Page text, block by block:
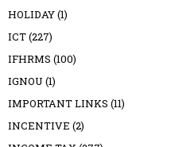
HOLIDAY(1)
ICT(227)
IFHRMS (100)
IGNOU (1)
IMPORTANT LINKS (11)
INCENTIVE (2)